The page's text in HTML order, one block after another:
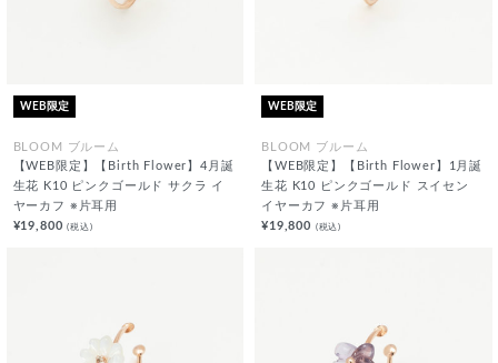
WEB限定
BLOOM ブルーム
【WEB限定】【Birth Flower】4月誕
生花 K10 ピンクゴールド サクラ イ
ヤーカフ ※片耳用
¥19,800(税込)
WEB限定
BLOOM ブルーム
【WEB限定】【Birth Flower】1月誕
生花 K10 ピンクゴールド スイセン
イヤーカフ ※片耳用
¥19,800 (税込)